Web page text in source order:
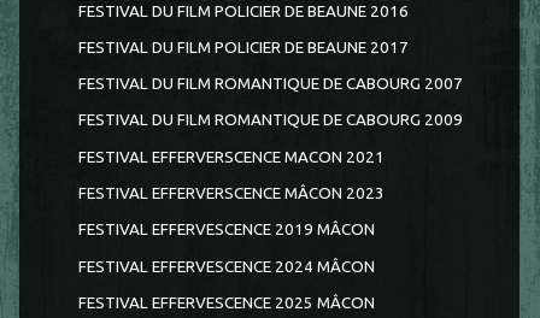
FESTIVAL DU FILM POLICIER DE BEAUNE 2016
FESTIVAL DU FILM POLICIER DE BEAUNE 2017
FESTIVAL DU FILM ROMANTIQUE DE CABOURG 2007
FESTIVAL DU FILM ROMANTIQUE DE CABOURG 2009
FESTIVAL EFFERVERSCENCE MACON 2021
FESTIVAL EFFERVERSCENCE MÂCON 2023
FESTIVAL EFFERVESCENCE 2019 MÂCON
FESTIVAL EFFERVESCENCE 2024 MÂCON
FESTIVAL EFFERVESCENCE 2025 MÂCON